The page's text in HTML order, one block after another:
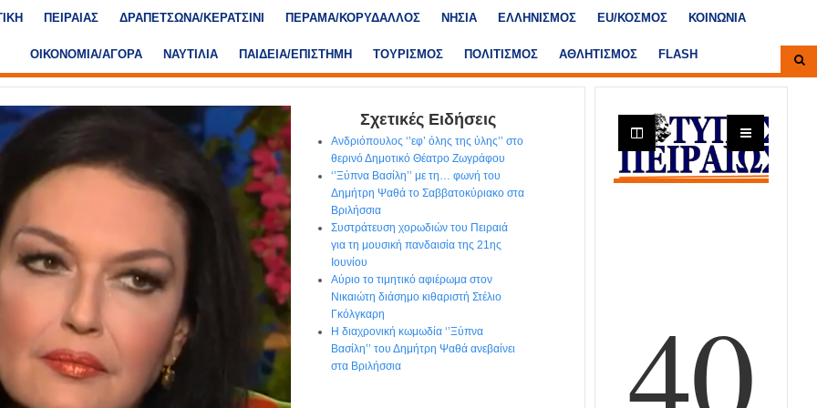
ΠΕΙΡΑΙΑΣ ΔΡΑΠΕΤΣΩΝΑ/ΚΕΡΑΤΣΙΝΙ ΠΕΡΑΜΑ/ΚΟΡΥΔΑΛΛΟΣ ΝΗΣΙΑ ΕΛΛΗΝΙΣΜΟΣ ΕU/ΚΟΣΜΟΣ ΚΟΙΝΩΝΙΑ
ΟΙΚΟΝΟΜΙΑ/ΑΓΟΡΑ ΝΑΥΤΙΛΙΑ ΠΑΙΔΕΙΑ/ΕΠΙΣΤΗΜΗ ΤΟΥΡΙΣΜΟΣ ΠΟΛΙΤΙΣΜΟΣ ΑΘΛΗΤΙΣΜΟΣ FLASH
Σχετικές Ειδήσεις
Ανδριόπουλος ‘’εφ’ όλης της ύλης’’ στο
θερινό Δημοτικό Θέατρο Ζωγράφου
‘’Ξύπνα Βασίλη’’ με τη… φωνή του
Δημήτρη Ψαθά το Σαββατοκύριακο στα
Βριλήσσια
Συστράτευση χορωδιών του Πειραιά
για τη μουσική πανδαισία της 21ης
Ιουνίου
Αύριο το τιμητικό αφιέρωμα στον
Νικαιώτη διάσημο κιθαριστή Στέλιο
Γκόλγκαρη
Η διαχρονική κωμωδία ‘’Ξύπνα
Βασίλη’’ του Δημήτρη Ψαθά ανεβαίνει
στα Βριλήσσια